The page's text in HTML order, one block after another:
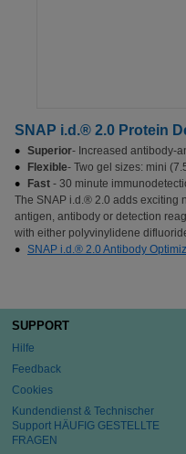
SNAP i.d.® 2.0 Protein
Superior- Increased antibody-
Flexible- Two gel sizes: mini
Fast - 30 minute
The SNAP i.d.® 2.0 adds exciting
antigen, antibody or detection
with either polyvinylidene
SNAP i.d.® 2.0 Antibody
SUPPORT
Hilfe
Feedback
Cookies
Kundendienst & Technischer
Support HÄUFIG GESTELLTE
FRAGEN